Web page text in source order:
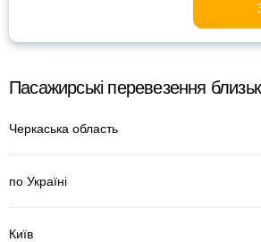
Пасажирські перевезення
Черкаська область
по Україні
Київ